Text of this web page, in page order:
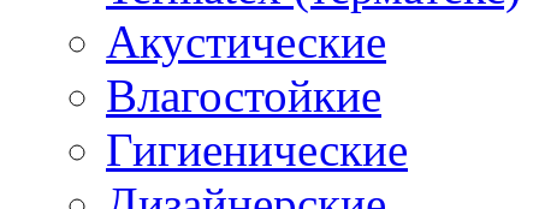
Акустические
Влагостойкие
Гигиенические